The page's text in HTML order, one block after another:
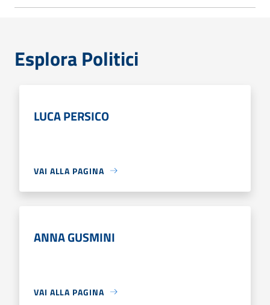
Esplora Politici
LUCA PERSICO
VAI ALLA PAGINA
ANNA GUSMINI
VAI ALLA PAGINA